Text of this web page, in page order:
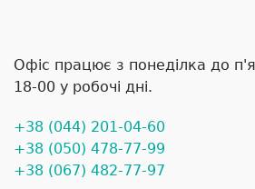
Офіс працює з понеділка до
18-00 у робочі дні.
+38 (044) 201-04-60
+38 (050) 478-77-99
+38 (067) 482-77-97